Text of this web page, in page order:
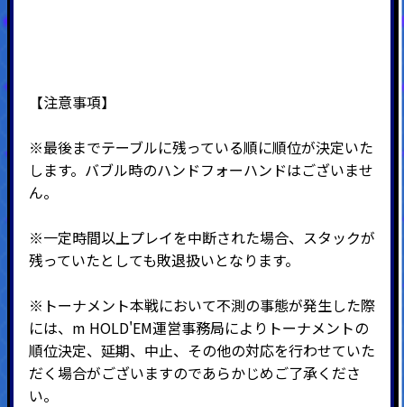
【注意事項】
※最後までテーブルに残っている順に順位が決定いた
します。バブル時のハンドフォーハンドはございませ
ん。
※一定時間以上プレイを中断された場合、スタックが
残っていたとしても敗退扱いとなります。
※トーナメント本戦において不測の事態が発生した際
には、m HOLD'EM運営事務局によりトーナメントの
順位決定、延期、中止、その他の対応を行わせていた
だく場合がございますのであらかじめご了承くださ
い。